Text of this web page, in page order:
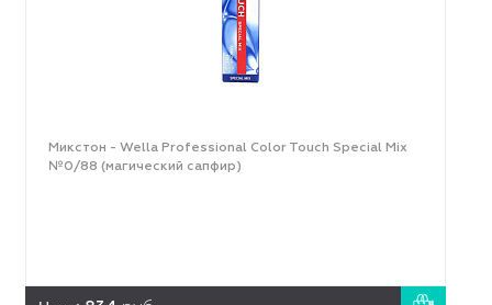
Микстон - Wella Professional Color Touch Special Mix
№0/88 (магический сапфир)